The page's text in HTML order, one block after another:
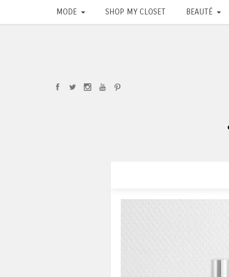
MODE SHOP MY CLOSET BEAUTÉ